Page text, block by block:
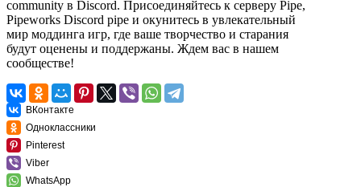
community в Discord. Присоединяйтесь к серверу Pipe,
Pipeworks Discord pipe и окунитесь в увлекательный
мир моддинга игр, где ваше творчество и старания
будут оценены и поддержаны. Ждем вас в нашем
сообществе!
ВКонтакте
Одноклассники
Pinterest
Viber
WhatsApp